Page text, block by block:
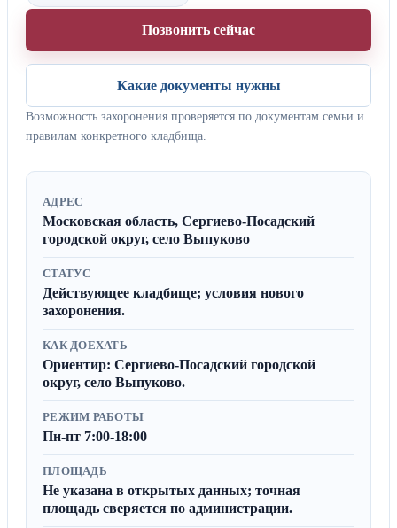
Позвонить сейчас
Какие документы нужны
Возможность захоронения проверяется по документам семьи и
правилам конкретного кладбища.
АДРЕС
Московская область, Сергиево-Посадский
городской округ, село Выпуково
СТАТУС
Действующее кладбище; условия нового
захоронения.
КАК ДОЕХАТЬ
Ориентир: Сергиево-Посадский городской
округ, село Выпуково.
РЕЖИМ РАБОТЫ
Пн-пт 7:00-18:00
ПЛОЩАДЬ
Не указана в открытых данных; точная
площадь сверяется по администрации.